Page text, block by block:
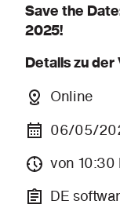
Save the
2025!
Details zu
Online
06/05/
von 10:30
DE